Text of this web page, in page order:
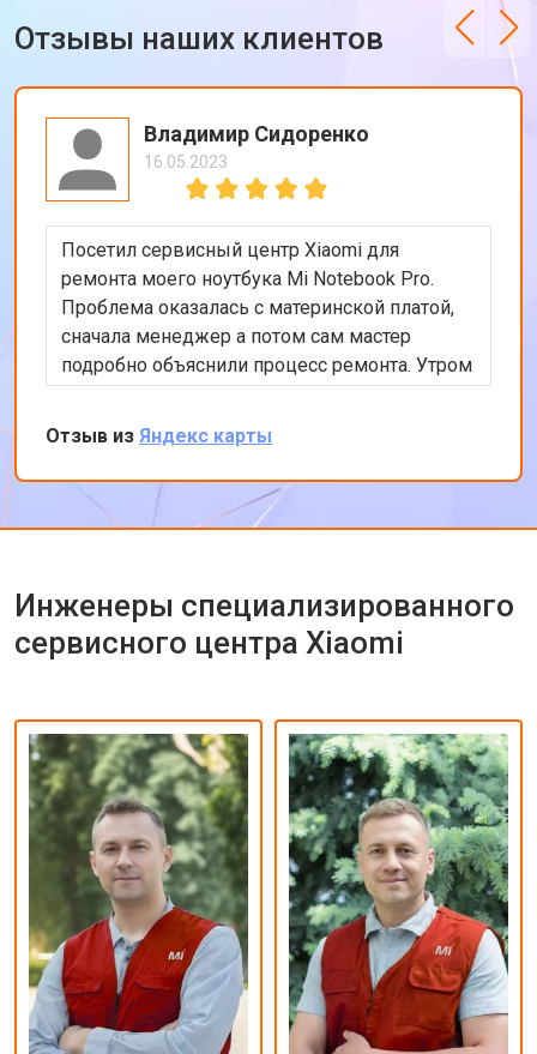
Заказать
Замена прессостата
Замена сливного насоса от 3450 ₽
Замена сливного шланга от 2100 ₽
Замена циркуляционного насоса от 3800 ₽ Заказать
Замена УБЛ стиральной машины
Xiaomi
Отзывы наших клиентов
Владимир Сидоренко
16.05.2023
Посетил сервисный центр Xiaomi для
ремонта моего ноутбука Mi Notebook Pro.
Проблема оказалась с материнской платой,
сначала менеджер а потом сам мастер
подробно объяснили процесс ремонта. Утром
оставил заявку, в обед курьер приехал и к
вечеру ноутбук был готов-очень быстро.
Впечатлен оперативностью и качеством
ремонта.
Отзыв из Яндекс карты
Инженеры специализированного
сервисного центра Xiaomi